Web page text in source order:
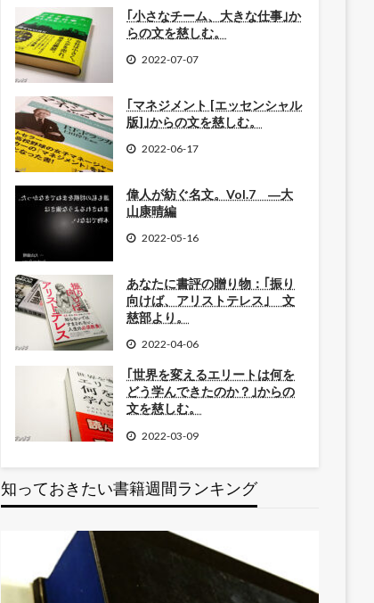
｢小さなチーム、大きな仕事｣か
らの文を慈しむ。
2022-07-07
｢マネジメント [エッセンシャル
版]｣からの文を慈しむ。
2022-06-17
偉人が紡ぐ名文。Vol.7 ―大
山康晴編
2022-05-16
あなたに書評の贈り物：｢振り
向けば、アリストテレス｣ 文
慈部より。
2022-04-06
｢世界を変えるエリートは何を
どう学んできたのか？｣からの
文を慈しむ。
2022-03-09
知っておきたい書籍週間ランキング